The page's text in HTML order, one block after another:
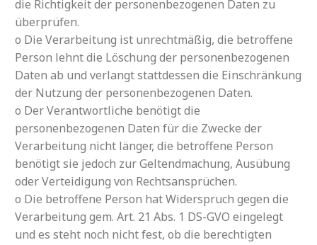
die Richtigkeit der personenbezogenen Daten zu
überprüfen.
o Die Verarbeitung ist unrechtmäßig, die betroffene
Person lehnt die Löschung der personenbezogenen
Daten ab und verlangt stattdessen die Einschränkung
der Nutzung der personenbezogenen Daten.
o Der Verantwortliche benötigt die
personenbezogenen Daten für die Zwecke der
Verarbeitung nicht länger, die betroffene Person
benötigt sie jedoch zur Geltendmachung, Ausübung
oder Verteidigung von Rechtsansprüchen.
o Die betroffene Person hat Widerspruch gegen die
Verarbeitung gem. Art. 21 Abs. 1 DS-GVO eingelegt
und es steht noch nicht fest, ob die berechtigten